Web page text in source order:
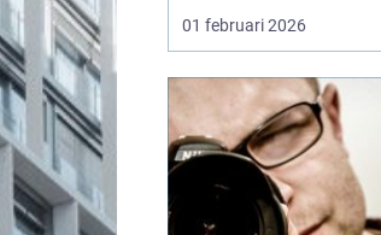
ofta upptäcks av en
galleriutställning eller
bland hundratals namn i
en webbutik. När blicken
väl fastnar st...
01 februari 2026